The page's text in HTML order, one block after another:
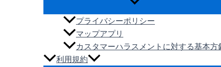
プライバシーポリシー
マップアプリ
カスタマーハラスメントに対する基本方
利用規約